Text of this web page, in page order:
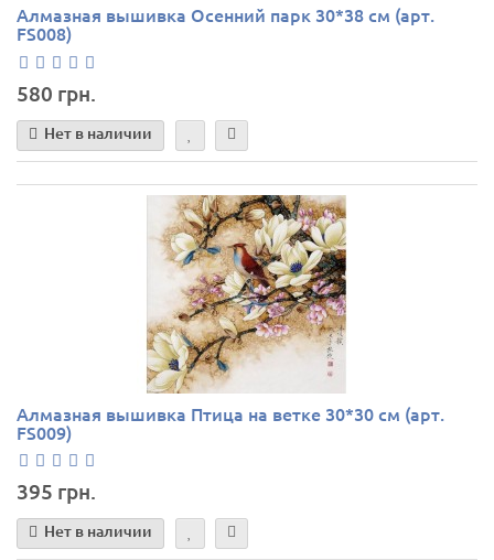
Алмазная вышивка Осенний парк 30*38 см (арт.
FS008)
580 грн.
Нет в наличии
Алмазная вышивка Птица на ветке 30*30 см (арт.
FS009)
395 грн.
Нет в наличии